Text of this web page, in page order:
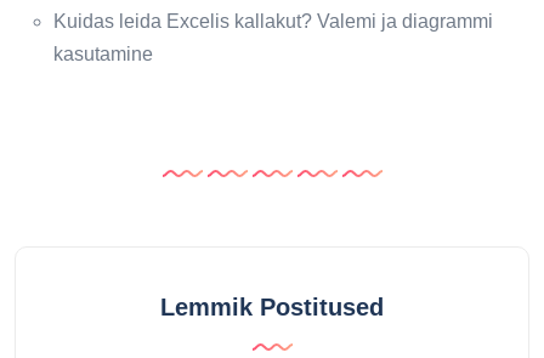
Kuidas leida Excelis kallakut? Valemi ja diagrammi
kasutamine
Lemmik Postitused